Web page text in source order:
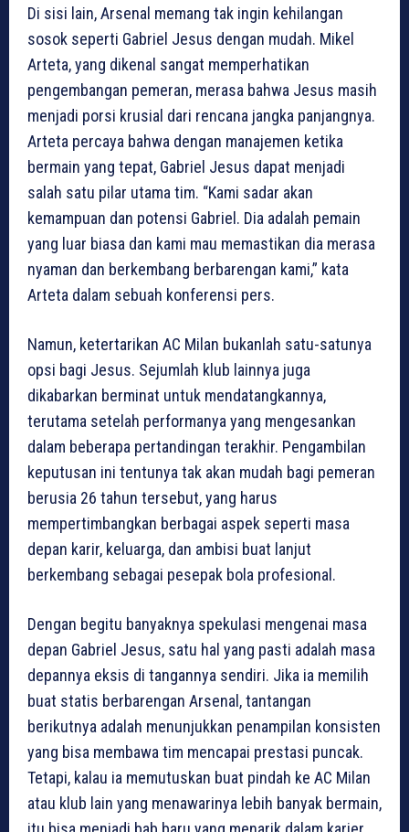
Di sisi lain, Arsenal memang tak ingin kehilangan
sosok seperti Gabriel Jesus dengan mudah. Mikel
Arteta, yang dikenal sangat memperhatikan
pengembangan pemeran, merasa bahwa Jesus masih
menjadi porsi krusial dari rencana jangka panjangnya.
Arteta percaya bahwa dengan manajemen ketika
bermain yang tepat, Gabriel Jesus dapat menjadi
salah satu pilar utama tim. “Kami sadar akan
kemampuan dan potensi Gabriel. Dia adalah pemain
yang luar biasa dan kami mau memastikan dia merasa
nyaman dan berkembang berbarengan kami,” kata
Arteta dalam sebuah konferensi pers.
Namun, ketertarikan AC Milan bukanlah satu-satunya
opsi bagi Jesus. Sejumlah klub lainnya juga
dikabarkan berminat untuk mendatangkannya,
terutama setelah performanya yang mengesankan
dalam beberapa pertandingan terakhir. Pengambilan
keputusan ini tentunya tak akan mudah bagi pemeran
berusia 26 tahun tersebut, yang harus
mempertimbangkan berbagai aspek seperti masa
depan karir, keluarga, dan ambisi buat lanjut
berkembang sebagai pesepak bola profesional.
Dengan begitu banyaknya spekulasi mengenai masa
depan Gabriel Jesus, satu hal yang pasti adalah masa
depannya eksis di tangannya sendiri. Jika ia memilih
buat statis berbarengan Arsenal, tantangan
berikutnya adalah menunjukkan penampilan konsisten
yang bisa membawa tim mencapai prestasi puncak.
Tetapi, kalau ia memutuskan buat pindah ke AC Milan
atau klub lain yang menawarinya lebih banyak bermain,